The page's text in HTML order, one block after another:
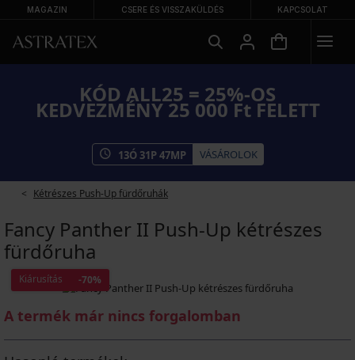
MAGAZIN CSERE ÉS VISSZAKÜLDÉS KAPCSOLAT
KÓD ALL25 = 25%-OS
KEDVEZMÉNY 25 000 Ft FELETT
13Ó31P47MP VÁSÁROLOK
Kétrészes Push-Up fürdőruhák
Fancy Panther II Push-Up kétrészes
fürdőruha
Kiárusítás -70%
A termék már nincs forgalomban